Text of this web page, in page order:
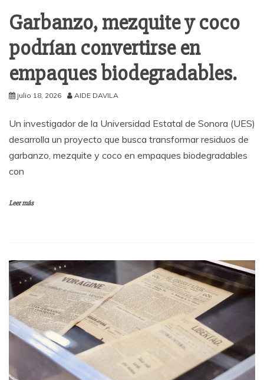
Garbanzo, mezquite y coco
podrían convertirse en
empaques biodegradables.
julio 18, 2026 AIDE DAVILA
Un investigador de la Universidad Estatal de Sonora (UES)
desarrolla un proyecto que busca transformar residuos de
garbanzo, mezquite y coco en empaques biodegradables
con
Leer más